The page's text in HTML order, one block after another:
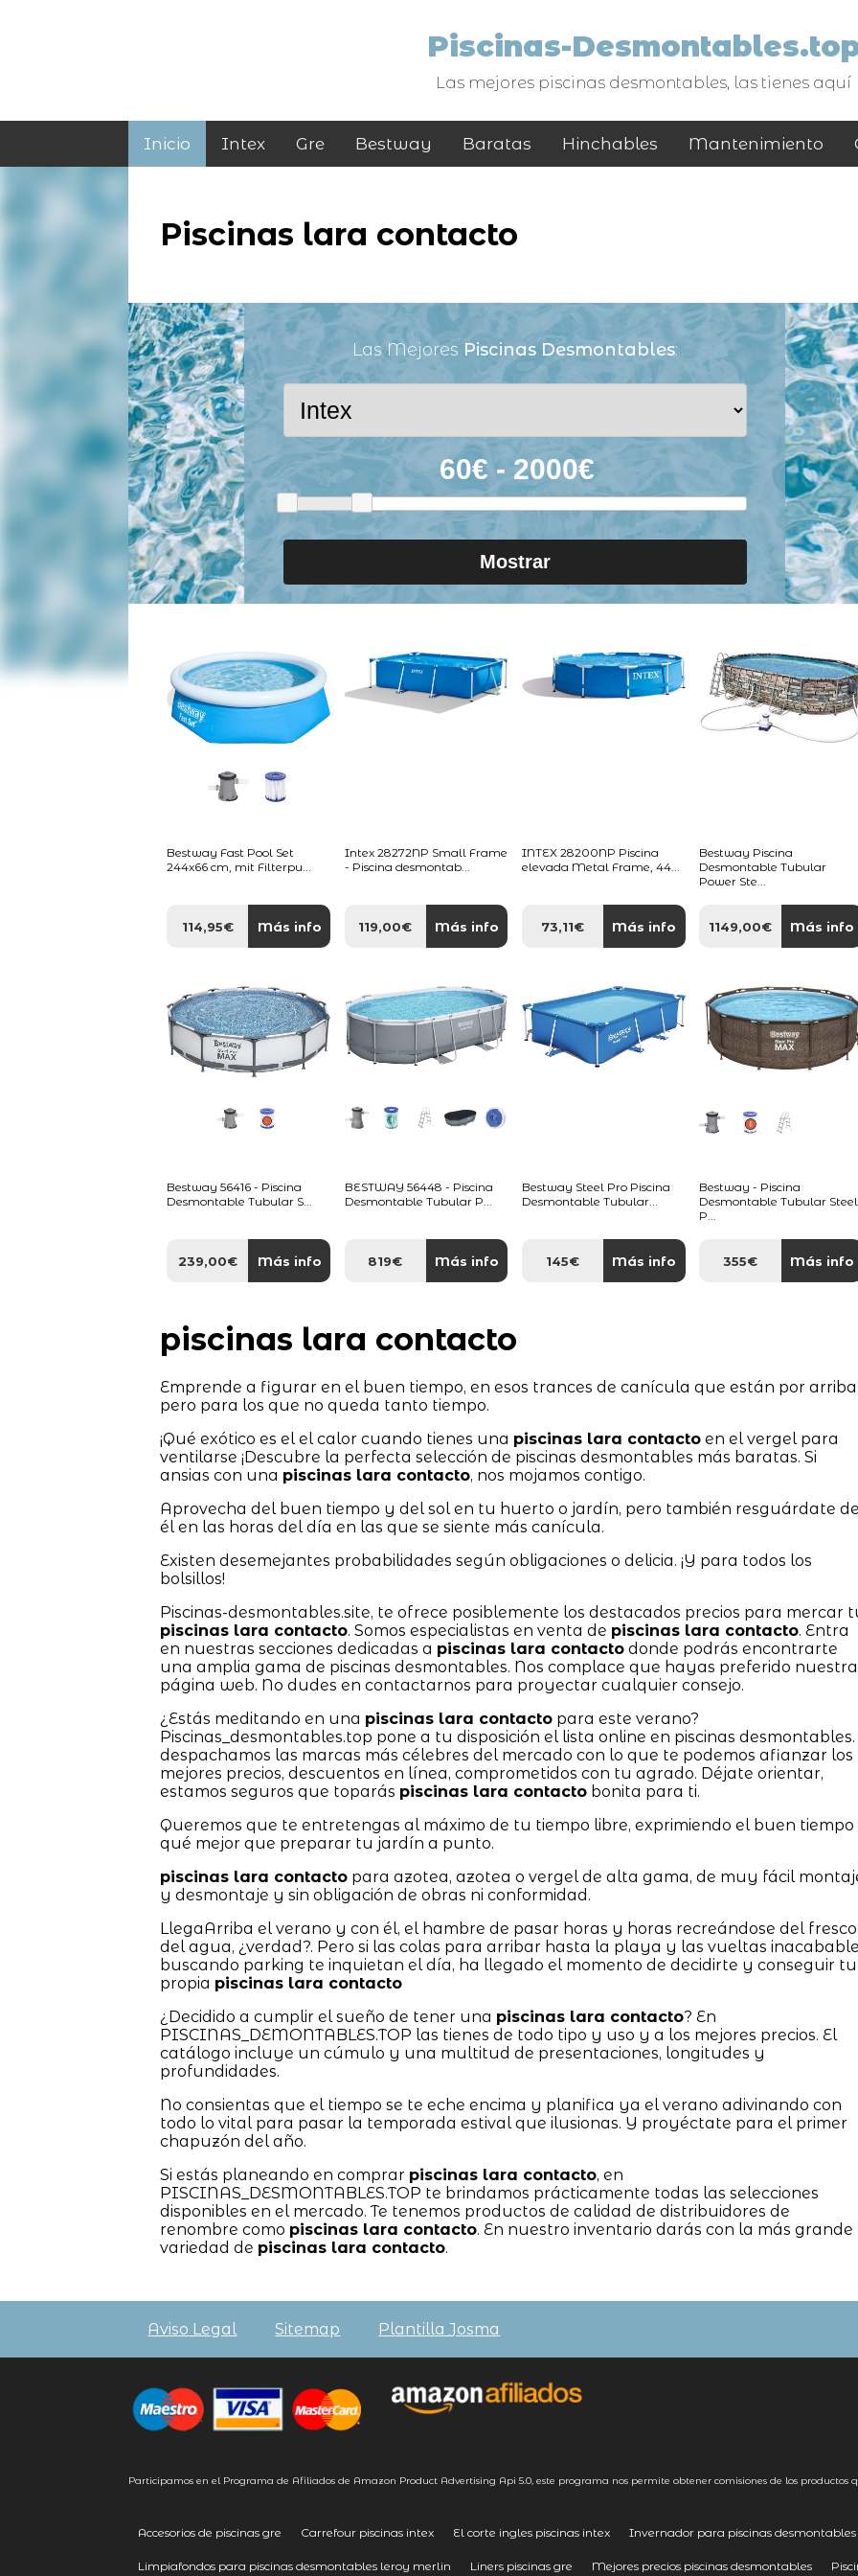
Piscinas-
Las mejores piscinas desmontables, las tienes aquí
Inicio Intex Gre Bestway Baratas Hinchables Mantenimiento
Piscinas lara contacto
Las Mejores Piscinas Desmontables:
Mostrar
Bestway Fast Pool Set
244x66 cm, mit Filterpu...
114,95€ Más info
Intex 28272NP Small Frame
- Piscina desmontab...
119,00€ Más info
INTEX 28200NP Piscina
elevada Metal Frame, 44...
73,11€ Más info
Bestway Piscina
Desmontable Tubular
Power Ste...
1149,00€ Más info
Bestway 56416 - Piscina
Desmontable Tubular S...
239,00€ Más info
BESTWAY 56448 - Piscina
Desmontable Tubular P...
819€ Más info
Bestway Steel Pro Piscina
Desmontable Tubular...
145€ Más info
Bestway - Piscina
Desmontable Tubular Steel
P...
355€ Más info
piscinas lara contacto
Emprende a figurar en el buen tiempo, en esos trances de canícula que están por
pero para los que no queda tanto tiempo.
¡Qué exótico es el el calor cuando tienes una piscinas lara contactoen el vergel para
ventilarse ¡Descubre la perfecta selección de piscinas desmontables más baratas. Si
ansias con una piscinas lara contacto, nos mojamos contigo.
Aprovecha del buen tiempo y del sol en tu huerto o jardín, pero también resguárdate
él en las horas del día en las que se siente más canícula.
Existen desemejantes probabilidades según obligaciones o delicia. ¡Y para todos los
bolsillos!
Piscinas-desmontables.site, te ofrece posiblemente los destacados precios para mercar
piscinas lara contacto. Somos especialistas en venta de piscinas lara contacto. Entra
en nuestras secciones dedicadas a piscinas lara contactodonde podrás encontrarte
una amplia gama de piscinas desmontables. Nos complace que hayas preferido nuestra
página web. No dudes en contactarnos para proyectar cualquier consejo.
¿Estás meditando en una piscinas lara contactopara este verano?
Piscinas_desmontables.top pone a tu disposición el lista online en piscinas desmontables.
despachamos las marcas más célebres del mercado con lo que te podemos afianzar los
mejores precios, descuentos en línea, comprometidos con tu agrado. Déjate orientar,
estamos seguros que toparás piscinas lara contactobonita para ti.
Queremos que te entretengas al máximo de tu tiempo libre, exprimiendo el buen tiempo
qué mejor que preparar tu jardín a punto.
piscinas lara contactopara azotea, azotea o vergel de alta gama, de muy fácil
y desmontaje y sin obligación de obras ni conformidad.
LlegaArriba el verano y con él, el hambre de pasar horas y horas recreándose del
del agua, ¿verdad?. Pero si las colas para arribar hasta la playa y las vueltas
buscando parking te inquietan el día, ha llegado el momento de decidirte y conseguir tu
propia piscinas lara contacto
¿Decidido a cumplir el sueño de tener una piscinas lara contacto? En
PISCINAS_DEMONTABLES.TOP las tienes de todo tipo y uso y a los mejores precios. El
catálogo incluye un cúmulo y una multitud de presentaciones, longitudes y
profundidades.
No consientas que el tiempo se te eche encima y planifica ya el verano adivinando con
todo lo vital para pasar la temporada estival que ilusionas. Y proyéctate para el primer
chapuzón del año.
Si estás planeando en comprar piscinas lara contacto, en
PISCINAS_DESMONTABLES.TOP te brindamos prácticamente todas las selecciones
disponibles en el mercado. Te tenemos productos de calidad de distribuidores de
renombre como piscinas lara contacto. En nuestro inventario darás con la más grande
variedad de piscinas lara contacto.
Aviso Legal Sitemap Plantilla Josma
Participamos en el Programa de Afiliados de Amazon Product Advertising Api 5.0, este programa nos permite obtener comisiones de los productos
Accesorios de piscinas gre Carrefour piscinas intex El corte ingles piscinas intex Invernador para piscinas desmontables
Limpiafondos para piscinas desmontables leroy merlin Liners piscinas gre Mejores precios piscinas desmontables